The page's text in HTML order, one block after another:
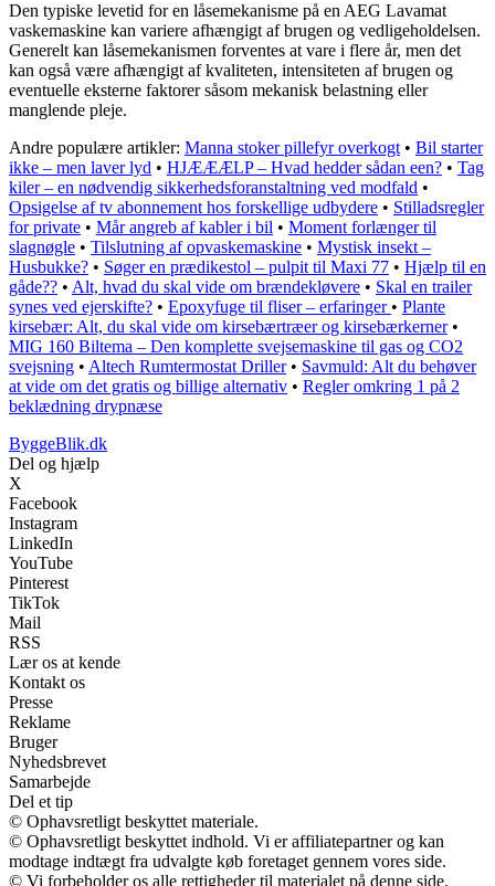
Den typiske levetid for en låsemekanisme på en AEG Lavamat
vaskemaskine kan variere afhængigt af brugen og vedligeholdelsen.
Generelt kan låsemekanismen forventes at vare i flere år, men det
kan også være afhængigt af kvaliteten, intensiteten af brugen og
eventuelle eksterne faktorer såsom mekanisk belastning eller
manglende pleje.
Andre populære artikler: Manna stoker pillefyr overkogt • Bil starter
ikke – men laver lyd • HJÆÆÆLP – Hvad hedder sådan een? • Tag
kiler – en nødvendig sikkerhedsforanstaltning ved modfald •
Opsigelse af tv abonnement hos forskellige udbydere • Stilladsregler
for private • Mår angreb af kabler i bil • Moment forlænger til
slagnøgle • Tilslutning af opvaskemaskine • Mystisk insekt –
Husbukke? • Søger en prædikestol – pulpit til Maxi 77 • Hjælp til en
gåde?? • Alt, hvad du skal vide om brændekløvere • Skal en trailer
synes ved ejerskifte? • Epoxyfuge til fliser – erfaringer • Plante
kirsebær: Alt, du skal vide om kirsebærtræer og kirsebærkerner•
MIG 160 Biltema – Den komplette svejsemaskine til gas og CO2
svejsning • Altech Rumtermostat Driller• Savmuld: Alt du behøver
at vide om det gratis og billige alternativ • Regler omkring 1 på 2
beklædning drypnæse
ByggeBlik.dk
Del og hjælp
X
Facebook
Instagram
LinkedIn
YouTube
Pinterest
TikTok
Mail
RSS
Lær os at kende
Kontakt os
Presse
Reklame
Bruger
Nyhedsbrevet
Samarbejde
Del et tip
© Ophavsretligt beskyttet materiale.
© Ophavsretligt beskyttet indhold. Vi er affiliatepartner og kan
modtage indtægt fra udvalgte køb foretaget gennem vores side.
© Vi forbeholder os alle rettigheder til materialet på denne side.